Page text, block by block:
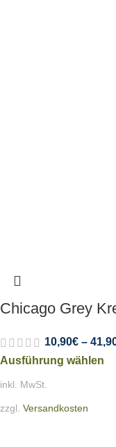
Chicago Grey
10,90€ –
Ausführung wählen
inkl. MwSt.
zzgl. Versandkosten